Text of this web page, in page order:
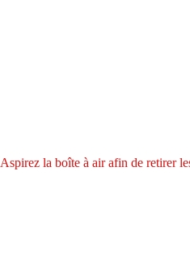
Aspirez la boîte à air afin de retirer